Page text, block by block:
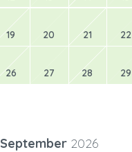
19 20 21 22
26 27 28 29
September 2026